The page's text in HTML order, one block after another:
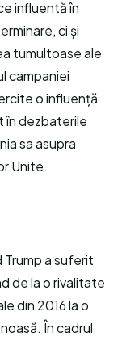
influentă în
ci și
tumultoase ale
campaniei
o influență
în dezbaterile
sa asupra
Unite.
Trump a suferit
de la o rivalitate
din 2016 la o
În cadrul